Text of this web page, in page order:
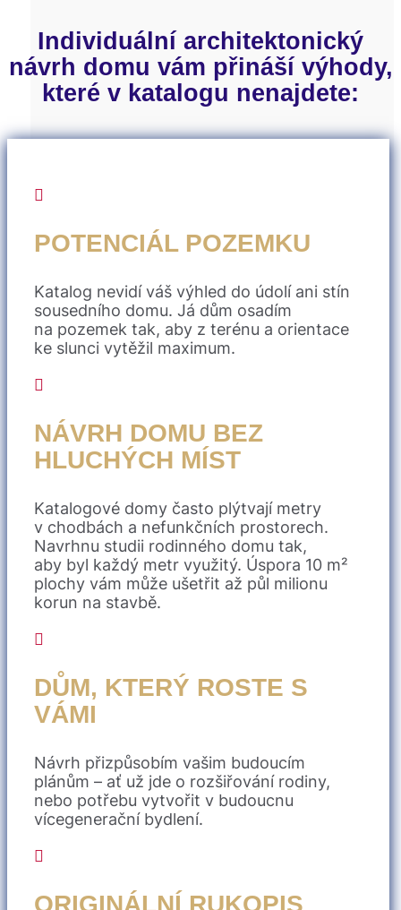
Individuální architektonický
návrh domu vám přináší výhody,
které v katalogu nenajdete:

POTENCIÁL POZEMKU
Katalog nevidí váš výhled do údolí ani stín
sousedního domu. Já dům osadím
na pozemek tak, aby z terénu a orientace
ke slunci vytěžil maximum.

NÁVRH DOMU BEZ
HLUCHÝCH MÍST
Katalogové domy často plýtvají metry
v chodbách a nefunkčních prostorech.
Navrhnu studii rodinného domu tak,
aby byl každý metr využitý. Úspora 10 m²
plochy vám může ušetřit až půl milionu
korun na stavbě.

DŮM, KTERÝ ROSTE S
VÁMI
Návrh přizpůsobím vašim budoucím
plánům – ať už jde o rozšiřování rodiny,
nebo potřebu vytvořit v budoucnu
vícegenerační bydlení.

ORIGINÁLNÍ RUKOPIS